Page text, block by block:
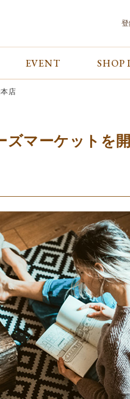
みる
会員サービス
検索
EVENT SHOP
店
マーケットを